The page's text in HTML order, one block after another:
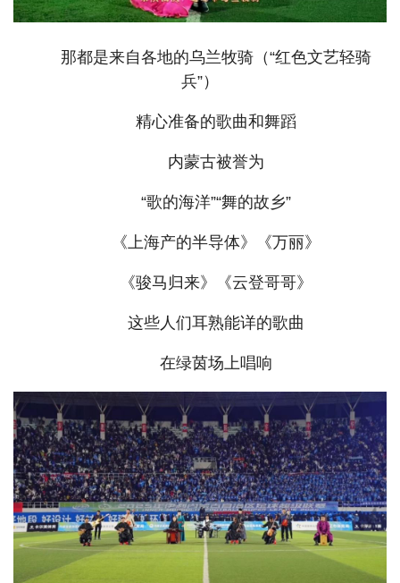
那都是来自各地的乌兰牧骑（“红色文艺轻骑
兵”）
精心准备的歌曲和舞蹈
内蒙古被誉为
“歌的海洋”“舞的故乡”
《上海产的半导体》《万丽》
《骏马归来》《云登哥哥》
这些人们耳熟能详的歌曲
在绿茵场上唱响